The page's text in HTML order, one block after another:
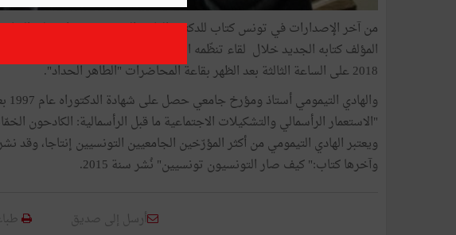
من آخر الإصدارات في تونس كتاب للدكتور الهادي التيمومي بعنوان "إلى
2018 على الساعة الثالثة بعد الظهر بقاعة المحاضرات "الطاهر الحداد".
وآخرها كتاب:" كيف صار التونسيون تونسيين" نُشر سنة 2015.
أرسل إلى صديق